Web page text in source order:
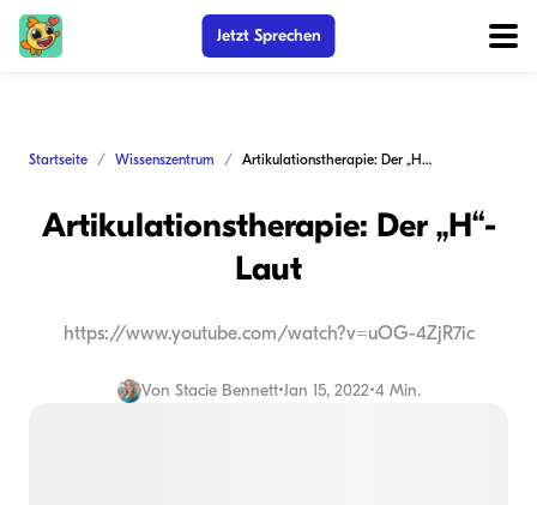
Jetzt Sprechen
Startseite Wissenszentrum Artikulationstherapie: Der „H“-Laut
Artikulationstherapie: Der „H“-
Laut
https://www.youtube.com/watch?v=uOG-4ZjR7ic
Von Stacie Bennett•Jan 15, 2022•4 Min.